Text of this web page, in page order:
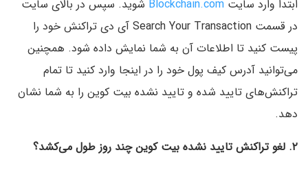
ابتدا وارد سایت Blockchain.com شوید. سپس در بالای سایت
در قسمت Search Your Transaction آی دی تراکنش خود را
پیست کنید تا اطلاعات آن به شما نمایش داده شود. همچنین
می‌توانید آدرس کیف پول خود را در اینجا وارد کنید تا تمام
تراکنش‌های تایید شده و تایید نشده بیت کوین را به شما نشان
دهد.
۲. لغو تراکنش تایید نشده بیت کوین چند روز طول می‌کشد؟